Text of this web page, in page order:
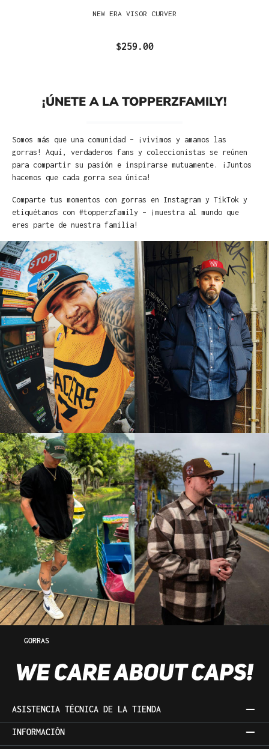
NEW ERA VISOR CURVER
$259.00
¡ÚNETE A LA TOPPERZFAMILY!
Somos más que una comunidad – ¡vivimos y amamos las
gorras! Aquí, verdaderos fans y coleccionistas se reúnen
para compartir su pasión e inspirarse mutuamente. ¡Juntos
hacemos que cada gorra sea única!
Comparte tus momentos con gorras en Instagram y TikTok y
etiquétanos con #topperzfamily – ¡muestra al mundo que
eres parte de nuestra familia!
GORRAS
ASISTENCIA TÉCNICA DE LA TIENDA
INFORMACIÓN